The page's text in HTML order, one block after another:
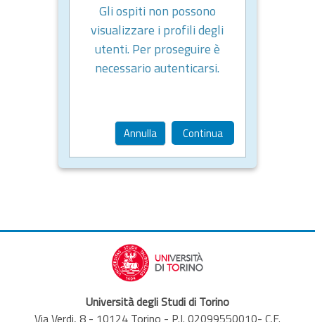
Gli ospiti non possono
visualizzare i profili degli
utenti. Per proseguire è
necessario autenticarsi.
Annulla Continua
Università degli Studi di Torino
Via Verdi, 8 - 10124 Torino - P.I. 02099550010- C.F.